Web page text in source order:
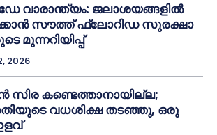
വാരാന്ത്യം: ജലാശയങ്ങളിൽ
സൗത്ത് ഫ്ലോറിഡ സുരക്ഷാ
മുന്നറിയിപ്പ്
2026
സിര കണ്ടെത്താനായില്ല;
വധശിക്ഷ തടഞ്ഞു, ഒരു